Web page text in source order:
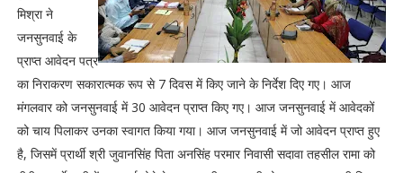
मिश्रा ने
जनसुनवाई के
प्राप्त आवेदन पत्र
का निराकरण सकारात्मक रूप से 7 दिवस में किए जाने के निर्देश दिए गए। आज
मंगलवार को जनसुनवाई में 30 आवेदन प्राप्त किए गए। आज जनसुनवाई में आवेदकों
को चाय पिलाकर उनका स्वागत किया गया। आज जनसुनवाई में जो आवेदन प्राप्त हुए
है, जिसमें प्रार्थी श्री जुवानसिंह पिता अनसिंह परमार निवासी सदावा तहसील रामा को